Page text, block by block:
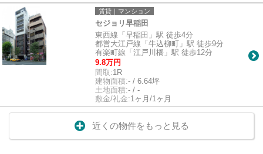
賃貸｜マンション
セジョリ早稲田
東西線「早稲田」駅 徒歩4分
都営大江戸線「牛込柳町」駅 徒歩9分
有楽町線「江戸川橋」駅 徒歩12分
9.8万円
間取:1R
建物面積:- / 6.64坪
土地面積:- / -
敷金/礼金:1ヶ月/1ヶ月
近くの物件をもっと見る